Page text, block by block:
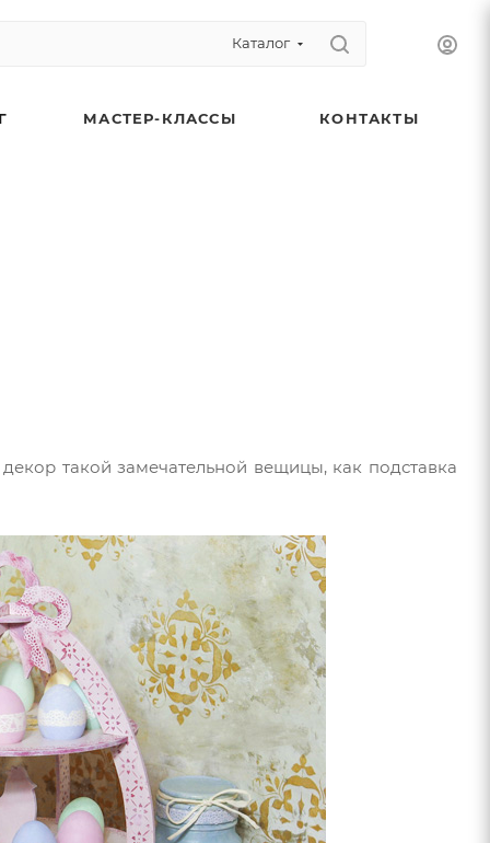
Каталог
МАСТЕР-КЛАССЫ КОНТАКТЫ
такой замечательной вещицы, как подставка